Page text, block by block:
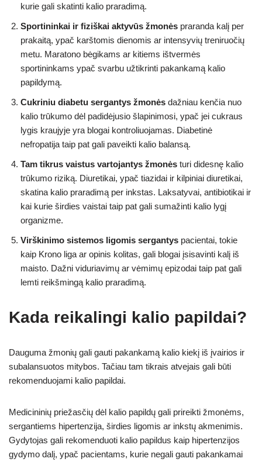
kurie gali skatinti kalio praradimą.
Sportininkai ir fiziškai aktyvūs žmonės praranda kalį per
prakaitą, ypač karštomis dienomis ar intensyvių treniruočių
metu. Maratono bėgikams ar kitiems ištvermės
sportininkams ypač svarbu užtikrinti pakankamą kalio
papildymą.
Cukriniu diabetu sergantys žmonės dažniau kenčia nuo
kalio trūkumo dėl padidėjusio šlapinimosi, ypač jei cukraus
lygis kraujyje yra blogai kontroliuojamas. Diabetinė
nefropatija taip pat gali paveikti kalio balansą.
Tam tikrus vaistus vartojantys žmonės turi didesnę kalio
trūkumo riziką. Diuretikai, ypač tiazidai ir kilpiniai diuretikai,
skatina kalio praradimą per inkstas. Laksatyvai, antibiotikai ir
kai kurie širdies vaistai taip pat gali sumažinti kalio lygį
organizme.
Virškinimo sistemos ligomis sergantys pacientai, tokie
kaip Krono liga ar opinis kolitas, gali blogai įsisavinti kalį iš
maisto. Dažni viduriavimų ar vėmimų epizodai taip pat gali
lemti reikšmingą kalio praradimą.
Kada reikalingi kalio papildai?
Dauguma žmonių gali gauti pakankamą kalio kiekį iš įvairios ir
subalansuotos mitybos. Tačiau tam tikrais atvejais gali būti
rekomenduojami kalio papildai.
Medicininių priežasčių dėl kalio papildų gali prireikti žmonėms,
sergantiems hipertenzija, širdies ligomis ar inkstų akmenimis.
Gydytojas gali rekomenduoti kalio papildus kaip hipertenzijos
gydymo dalį, ypač pacientams, kurie negali gauti pakankamai